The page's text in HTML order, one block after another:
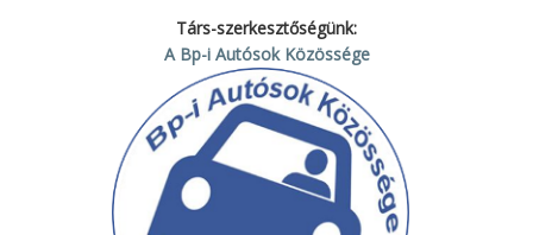
Társ-szerkesztőségünk:
A Bp-i Autósok Közössége